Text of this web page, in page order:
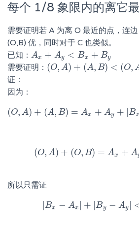
每个 1/8 象限内的离它最
需要证明若 A 为离 O 最近的点，连
(O,B) 优，同时对于 C 也类似。
已知： Ax + Ay < Bx + By
Ax +A y<B x+ By
需要证明： (O, A) + (A, B) < (O,
(O,A)+( A, B)<( O,A )+ O,B )
证：
因为：
(O, A) + (A, B) = Ax + Ay + |Bx
( O,A )+(A,B )=A x+ Ay+ |B x−A
(O, A) + (O, B) = Ax + A
(O A)+ (O,B)=Ax +Ay+
所以只需证
Bx − Ax + |By − Ay
| Bx− Ax +|B y− Ay| B